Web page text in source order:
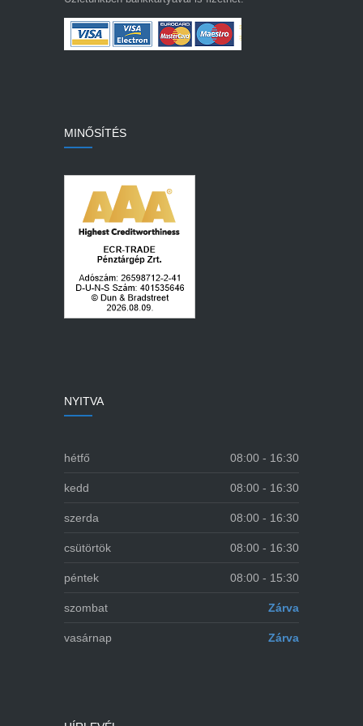
MINŐSÍTÉS
NYITVA
hétfő 08:00 - 16:30
kedd 08:00 - 16:30
szerda 08:00 - 16:30
csütörtök 08:00 - 16:30
péntek 08:00 - 15:30
szombat Zárva
vasárnap Zárva